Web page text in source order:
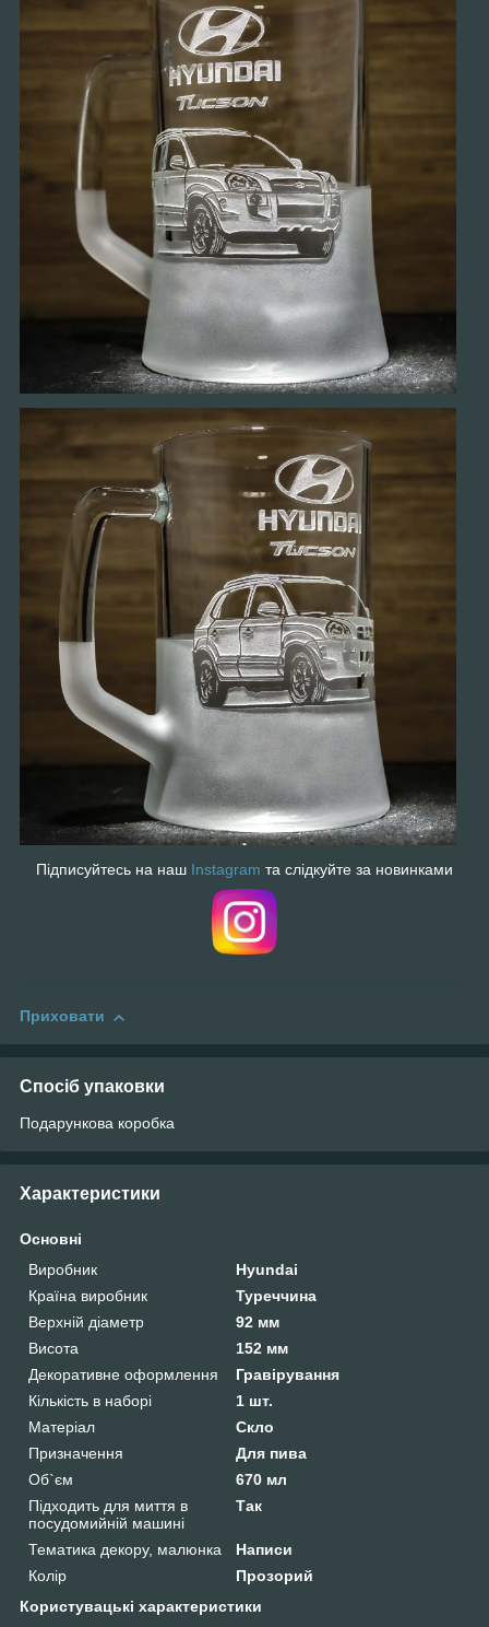
Підписуйтесь на наш Instagram та слідкуйте за новинками
Приховати
Спосіб упаковки
Подарункова коробка
Характеристики
Основні
Виробник
Hyundai
Країна виробник
Туреччина
Верхній діаметр
92 мм
Висота
152 мм
Декоративне оформлення
Гравірування
Кількість в наборі
1 шт.
Матеріал
Скло
Призначення
Для пива
Об`єм
670 мл
Підходить для миття в
посудомийній машині
Так
Тематика декору, малюнка
Написи
Колір
Прозорий
Користувацькі характеристики